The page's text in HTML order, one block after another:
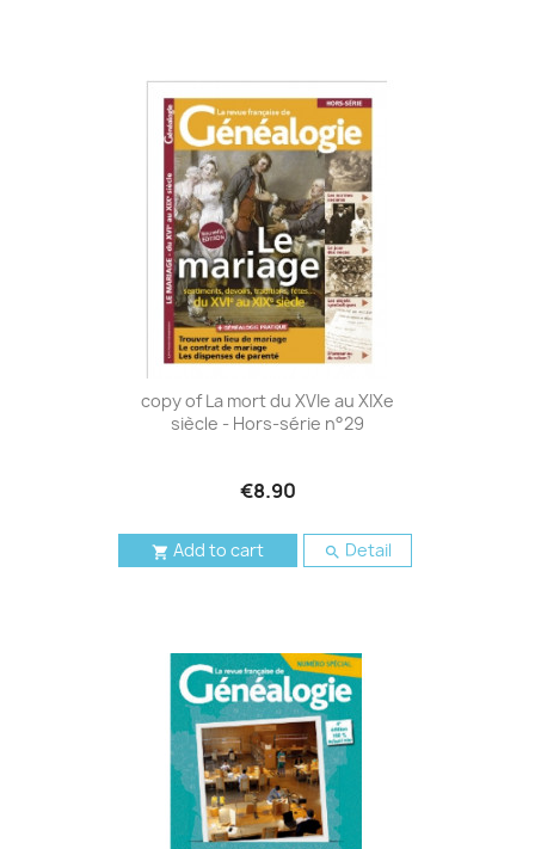
copy of La mort du XVIe au XIXe
siècle - Hors-série n°29
€8.90
 Add to cart  Detail